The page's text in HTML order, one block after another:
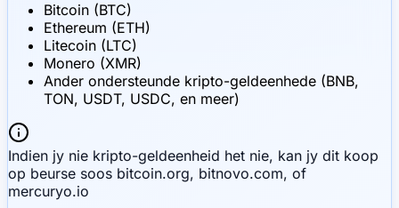
Bitcoin (BTC)
Ethereum (ETH)
Litecoin (LTC)
Monero (XMR)
Ander ondersteunde kripto-geldeenhede (BNB,
TON, USDT, USDC, en meer)
Indien jy nie kripto-geldeenheid het nie, kan jy dit koop
op beurse soos bitcoin.org, bitnovo.com, of
mercuryo.io